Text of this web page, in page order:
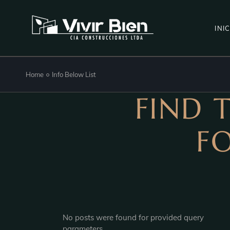
Home Info Below List
FIND
No posts were found for provided query